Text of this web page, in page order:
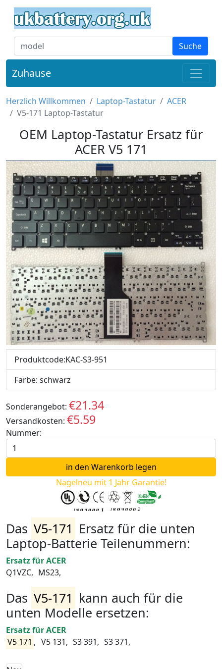
Suche
Zuhause
Herzlich Willkommen Laptop-Tastatur
ACER
V5-171 Laptop-Tastatur
OEM Laptop-Tastatur Ersatz für
ACER V5 171
Produktcode:KAC-S3-951
Farbe: schwarz
Sonderangebot: €21.34
Versandkosten: €5.59
Nummer:
Nagelneu mit 1 Jahr Garantie!
Das V5-171 Ersatz für die unten
Laptop-Batterie Teilenummern:
Ersatz für ACER
Q1VZC, MS23,
Das V5-171 kann auch für die
unten Modelle ersetzen:
Ersatz für ACER
V5 171 , V5 131, S3 391, S3 371,